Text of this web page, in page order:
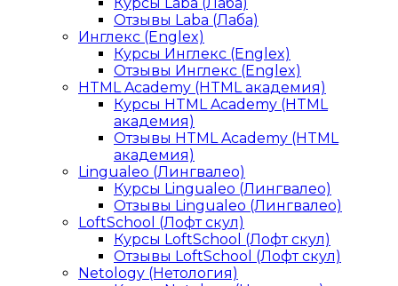
Отзывы Laba (Лаба)
Инглекс (Englex)
Курсы Инглекс (Englex)
Отзывы Инглекс (Englex)
HTML Academy (HTML академия)
Курсы HTML Academy (HTML
академия)
Отзывы HTML Academy (HTML
академия)
Lingualeo (Лингвалео)
Курсы Lingualeo (Лингвалео)
Отзывы Lingualeo (Лингвалео)
LoftSchool (Лофт скул)
Курсы LoftSchool (Лофт скул)
Отзывы LoftSchool (Лофт скул)
Netology (Нетология)